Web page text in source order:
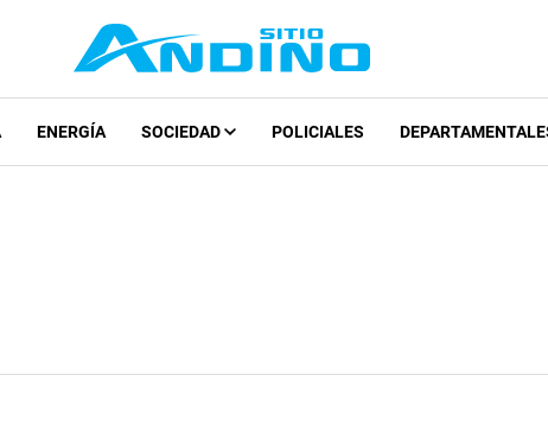
ENERGÍA SOCIEDAD POLICIALES